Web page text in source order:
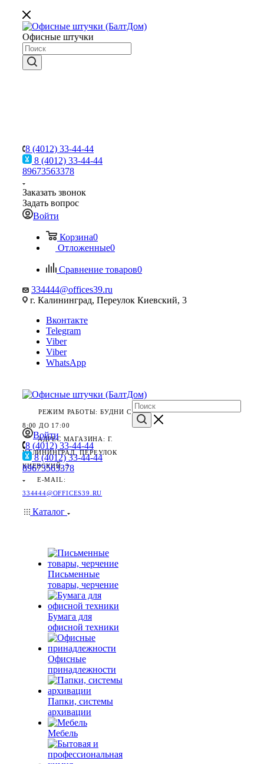
Офисные штучки
8 (4012) 33-44-44
8 (4012) 33-44-44
89673563378
Заказать звонок
Задать вопрос
Войти
Корзина0
Отложенные0
Сравнение товаров0
334444@offices39.ru
г. Калининград, Переулок Киевский, 3
Вконтакте
Telegram
Viber
Viber
WhatsApp
РЕЖИМ РАБОТЫ: БУДНИ С
8:00 ДО 17:00
АДРЕС МАГАЗИНА: Г.
КАЛИНИНГРАД, ПЕРЕУЛОК
КИЕВСКИЙ, 3
E-MAIL:
334444@OFFICES39.RU
Войти
8 (4012) 33-44-44
8 (4012) 33-44-44
89673563378
Каталог
Письменные
товары, черчение
Бумага для
офисной техники
Офисные
принадлежности
Папки, системы
архивации
Мебель